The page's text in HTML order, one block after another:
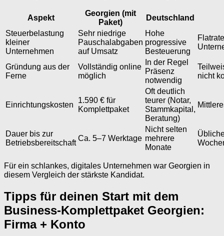
Aspekt
Georgien (mit
Paket)
Deutschland
Steuerbelastung
kleiner
Unternehmen
Sehr niedrige
Pauschalabgaben
auf Umsatz
Hohe
progressive
Besteuerung
Gründung aus der
Ferne
Vollständig online
möglich
In der Regel
Präsenz
notwendig
nicht
Einrichtungskosten
1.590 € für
Komplettpaket
Oft deutlich
teurer (Notar,
Stammkapital,
Beratung)
Dauer bis zur
Betriebsbereitschaft
Ca. 5–7 Werktage
Nicht selten
mehrere
Monate
Für ein schlankes, digitales Unternehmen war Georgien in
diesem Vergleich der stärkste Kandidat.
Tipps für deinen Start mit dem
Business-Komplettpaket Georgien:
Firma + Konto